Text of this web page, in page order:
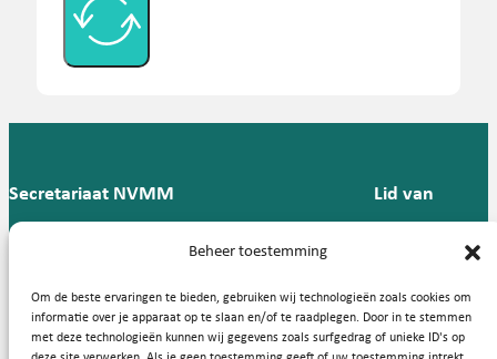
Beheer toestemming
Om de beste ervaringen te bieden, gebruiken wij technologieën zoals cookies om
informatie over je apparaat op te slaan en/of te raadplegen. Door in te stemmen
met deze technologieën kunnen wij gegevens zoals surfgedrag of unieke ID's op
Secretariaat NVMM
Groningen
T: 088 -
57
Lid van